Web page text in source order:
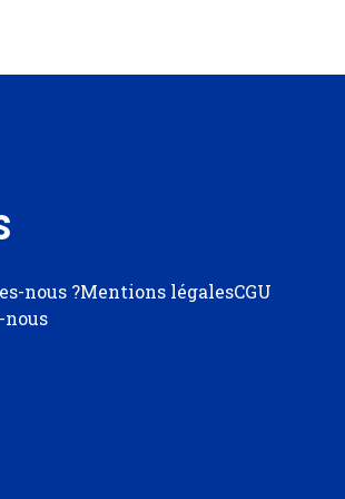
nous ?Mentions légalesCGU
nous